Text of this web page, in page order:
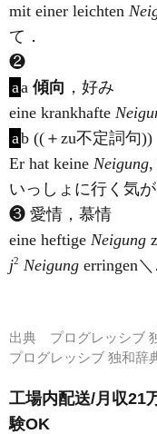
mit einer leichten
て．
❷
aa 傾向 ，好み
eine krankhafte
ab ((＋zu不定詞句
Er hat keine Neigung,
いっしょに行く気が
❸ 愛情，慕情
eine heftige Neigung
j2 Neigung erringen
出典 プログレッシブ
プログレッシブ 独和
工場内配送/月収21
験OK